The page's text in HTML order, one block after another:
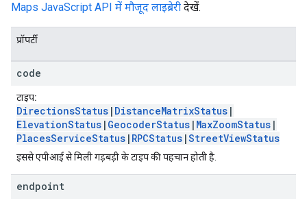
Maps JavaScript API में मौजूद लाइब्रेरी देखें.
प्रॉपर्टी
code
टाइप:
DirectionsStatus | DistanceMatrixStatus |
ElevationStatus | GeocoderStatus | MaxZoomStatus |
PlacesServiceStatus | RPCStatus |StreetViewStatus
इससे एपीआई से मिली गड़बड़ी के टाइप की पहचान होती है.
endpoint